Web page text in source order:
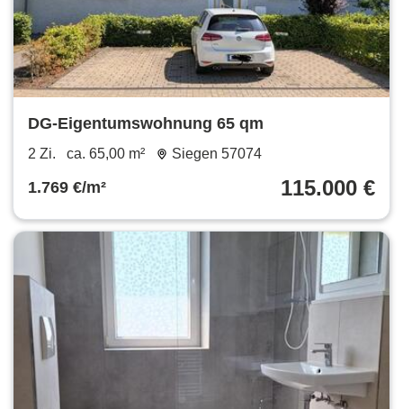
DG-Eigentumswohnung 65 qm
2 Zi. ca. 65,00 m² Siegen 57074
1.769 €/m² 115.000 €